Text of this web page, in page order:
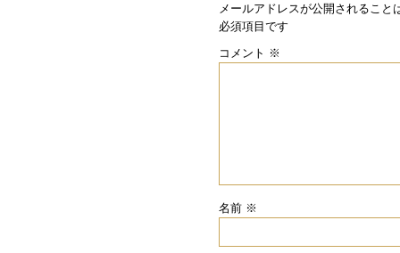
メールアドレスが公開されること
必須項目です
コメント ※
名前 ※